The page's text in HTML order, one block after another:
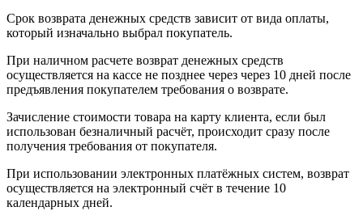
Срок возврата денежных средств зависит от вида оплаты,
который изначально выбрал покупатель.
При наличном расчете возврат денежных средств
осуществляется на кассе не позднее через через 10 дней после
предъявления покупателем требования о возврате.
Зачисление стоимости товара на карту клиента, если был
использован безналичный расчёт, происходит сразу после
получения требования от покупателя.
При использовании электронных платёжных систем, возврат
осуществляется на электронный счёт в течение 10
календарных дней.